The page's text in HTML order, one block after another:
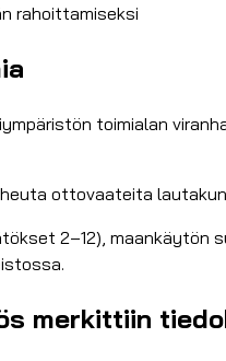
rahoittamiseksi
toimialan
ottovaateita
2–12), maankäytön
merkittiin